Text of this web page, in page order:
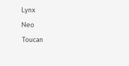
Lynx
Neo
Toucan